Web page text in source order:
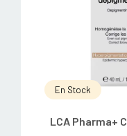
En Stock
LCA Pharma+